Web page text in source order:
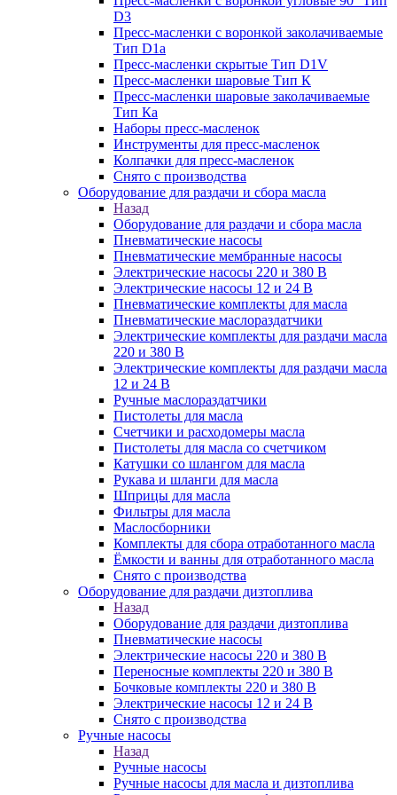
D3
Пресс-масленки с воронкой заколачиваемые
Тип D1a
Пресс-масленки скрытые Тип D1V
Пресс-масленки шаровые Тип К
Пресс-масленки шаровые заколачиваемые
Тип Кa
Наборы пресс-масленок
Инструменты для пресс-масленок
Колпачки для пресс-масленок
Снято с производства
Оборудование для раздачи и сбора масла
Назад
Оборудование для раздачи и сбора масла
Пневматические насосы
Пневматические мембранные насосы
Электрические насосы 220 и 380 В
Электрические насосы 12 и 24 В
Пневматические комплекты для масла
Пневматические маслораздатчики
Электрические комплекты для раздачи масла
220 и 380 В
Электрические комплекты для раздачи масла
12 и 24 В
Ручные маслораздатчики
Пистолеты для масла
Счетчики и расходомеры масла
Пистолеты для масла со счетчиком
Катушки со шлангом для масла
Рукава и шланги для масла
Шприцы для масла
Фильтры для масла
Маслосборники
Комплекты для сбора отработанного масла
Ёмкости и ванны для отработанного масла
Снято с производства
Оборудование для раздачи дизтоплива
Назад
Оборудование для раздачи дизтоплива
Пневматические насосы
Электрические насосы 220 и 380 В
Переносные комплекты 220 и 380 В
Бочковые комплекты 220 и 380 В
Электрические насосы 12 и 24 В
Снято с производства
Ручные насосы
Назад
Ручные насосы
Ручные насосы для масла и дизтоплива